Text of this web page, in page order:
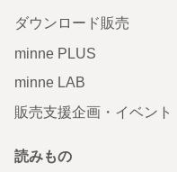
ダウンロード販売
minne PLUS
minne LAB
販売支援企画・イベント
読みもの